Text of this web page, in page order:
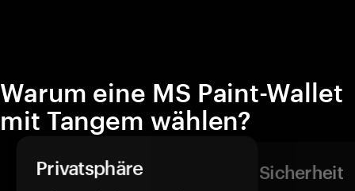
Warum eine MS Paint-Wallet
mit Tangem wählen?
Privatsphäre Sicherheit